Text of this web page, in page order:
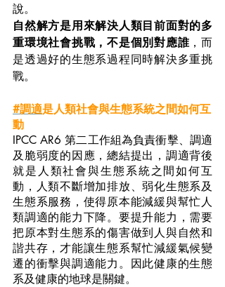
說。
自然解方是用來解決人類目前面對的多
重環境社會挑戰，不是個別對應誰 ，而
是透過好的生態系過程同時解決多重挑
戰。
#調適是人類社會與生態系統之間如何互
動
IPCC AR6 第二工作組為負責衝擊、調適
及脆弱度的因應，總結提出，調適背後
就是人類社會與生態系統之間如何互
動，人類不斷增加排放、弱化生態系及
生態系服務，使得原本能減緩與幫忙人
類調適的能力下降。要提升能力，需要
把原本對生態系的傷害做到人與自然和
諧共存，才能讓生態系幫忙減緩氣候變
遷的衝擊與調適能力。因此健康的生態
系及健康的地球是關鍵。